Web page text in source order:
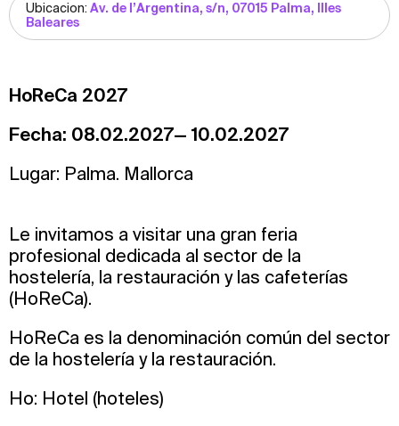
Ubicacion: Av. de l’Argentina, s/n, 07015 Palma, Illes
Baleares
HoReCa 2027
Fecha: 08.02.2027— 10.02.2027
Lugar: Palma. Mallorca
Le invitamos a visitar una gran feria
profesional dedicada al sector de la
hostelería, la restauración y las cafeterías
(HoReCa).
HoReCa es la denominación común del sector
de la hostelería y la restauración.
Ho: Hotel (hoteles)